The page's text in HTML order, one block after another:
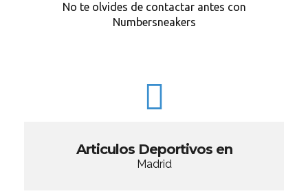
No te olvides de contactar antes con
Numbersneakers
Articulos Deportivos en
Madrid